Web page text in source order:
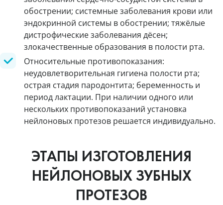
обострении; системные заболевания крови или
эндокринной системы в обострении; тяжёлые
дистрофические заболевания дёсен;
злокачественные образования в полости рта.
Относительные противопоказания:
неудовлетворительная гигиена полости рта;
острая стадия пародонтита; беременность и
период лактации. При наличии одного или
нескольких противопоказаний установка
нейлоновых протезов решается индивидуально.
ЭТАПЫ ИЗГОТОВЛЕНИЯ
НЕЙЛОНОВЫХ ЗУБНЫХ
ПРОТЕЗОВ